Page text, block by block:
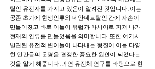
탈인 유전자를 가지고 있음이 알려진 것입니다. 이는
공존 초기에 현생인류와 네안데르탈인 간에 자손이
만들어졌고 바로 이들이 유럽과 아시아로 퍼져 나가
현재의 인류를 만들었음을 의미합니다. 또한 여기서
발견된 유전적 변이들이 나타내는 형질이 이들 다양
한 인간들의 운명을 결정한 중요한 원인이 되었다는
것을 알게 해줍니다. 과연 유전체 연구를 바탕으로 현